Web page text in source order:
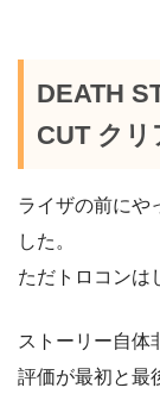
DEATH
CUT クリ
ライザの前にや
した。
ただトロコンは
ストーリー自体
評価が最初と最